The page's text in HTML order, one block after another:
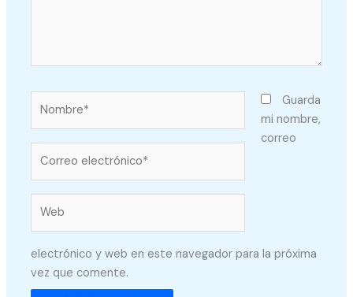
electrónico*
Guarda
mi nombre,
correo
electrónico y web en este navegador para la próxima
vez que comente.